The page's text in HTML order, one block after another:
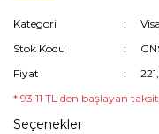
Kategori
Stok Kodu
Fiyat
* 93,11 TL den başlayan
Seçenekler